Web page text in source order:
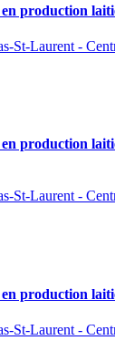
production
St-Laurent -
production
St-Laurent -
production
St-Laurent -